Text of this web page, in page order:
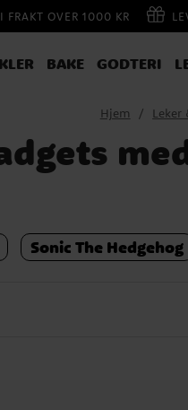
FRAKT OVER 1000 KR
BAKE GODTERI
Hjem Leker
Sonic The Hedgehog